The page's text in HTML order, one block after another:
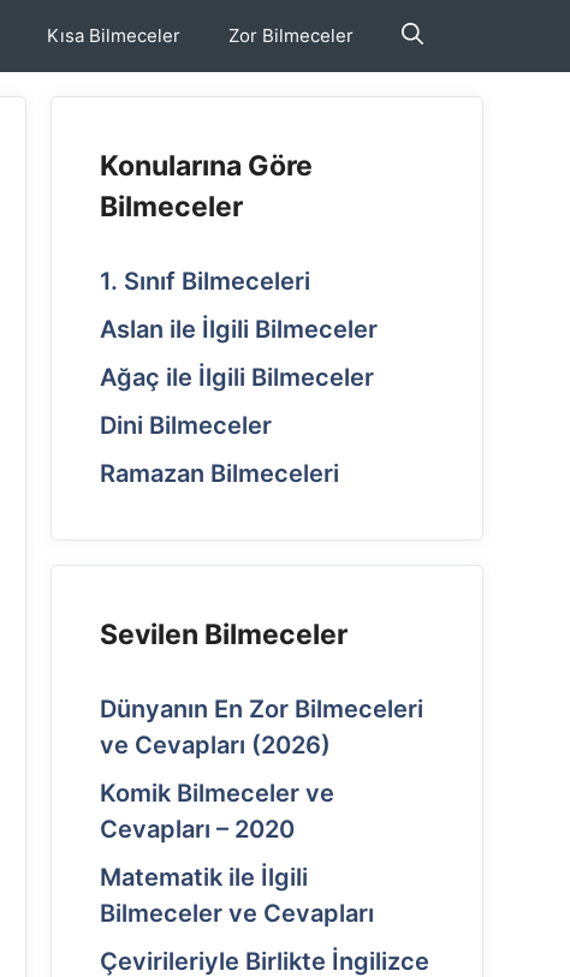
Kısa Bilmeceler Zor Bilmeceler
Konularına Göre
Bilmeceler
1. Sınıf Bilmeceleri
Aslan ile İlgili Bilmeceler
Ağaç ile İlgili Bilmeceler
Dini Bilmeceler
Ramazan Bilmeceleri
Sevilen Bilmeceler
Dünyanın En Zor Bilmeceleri
ve Cevapları (2026)
Komik Bilmeceler ve
Cevapları – 2020
Matematik ile İlgili
Bilmeceler ve Cevapları
Çevirileriyle Birlikte İngilizce